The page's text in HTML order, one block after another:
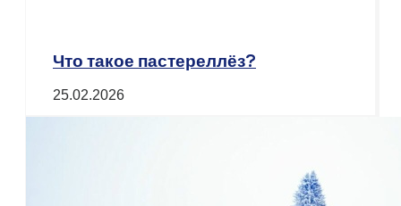
Что такое пастереллёз?
25.02.2026